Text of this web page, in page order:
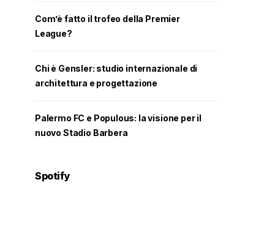
Com’è fatto il trofeo della Premier
League?
Chi è Gensler: studio internazionale di
architettura e progettazione
Palermo FC e Populous: la visione per il
nuovo Stadio Barbera
Spotify